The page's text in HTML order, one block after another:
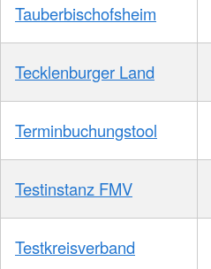
Tauberbischofsheim
Tecklenburger Land
Terminbuchungstool
Testinstanz FMV
Testkreisverband